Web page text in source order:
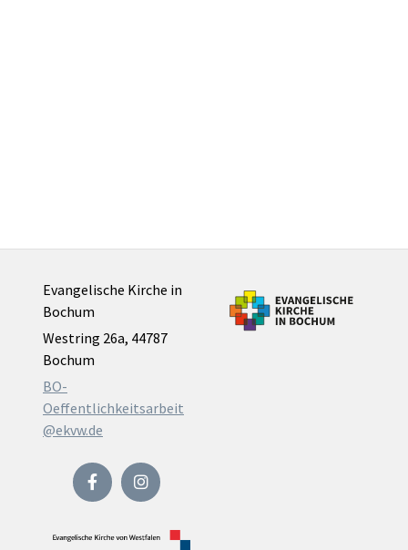
Evangelische Kirche in
Bochum
Westring 26a, 44787
Bochum
BO-
Oeffentlichkeitsarbeit
@ekvw.de